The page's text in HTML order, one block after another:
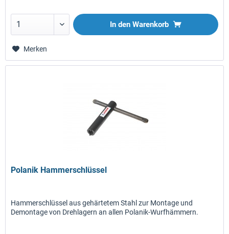
In den Warenkorb
Merken
Polanik Hammerschlüssel
Hammerschlüssel aus gehärtetem Stahl zur Montage und
Demontage von Drehlagern an allen Polanik-Wurfhämmern.